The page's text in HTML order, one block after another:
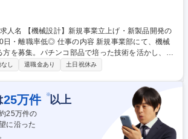
の内容 新規事業部にて、機械
方を募集。パチンコ部品で培った技術を活かし、幅
■顧客要望のヒアリング～仕様作
経験可能。 ■事業方向性の検討にも参画いただき、
のデザイン力を誇
。新型機製造時には継続発注があり、安定性抜群。
新規事業立上げ・新製品開発のキーパーソン/年休1
し 退職金あり 土日祝休み
25万件 ※以上
25万件の
に沿った